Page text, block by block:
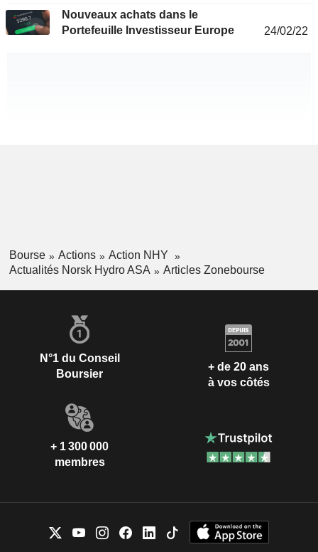
Nouveaux achats dans le
Portefeuille Investisseur Europe
24/02/22
Bourse Actions
Action NHY
Actualités Norsk Hydro ASA
Articles Zonebourse
N°1 du Conseil
Boursier
+ de 20 ans
à vos côtés
+ 1 300 000
membres